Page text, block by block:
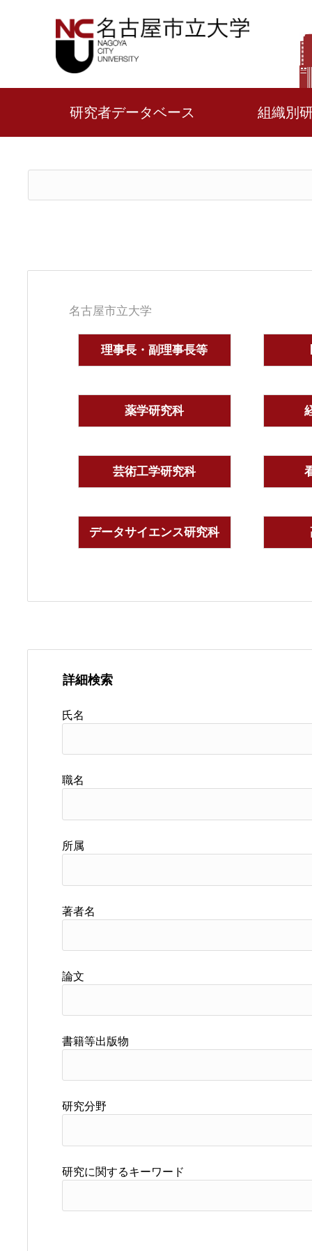
研究者データベース 組織別
名古屋市立大学
理事長・副理事長等
薬学研究科
芸術工学研究科
データサイエンス研究科
詳細検索
氏名
職名
所属
著者名
論文
書籍等出版物
研究分野
研究に関するキーワード